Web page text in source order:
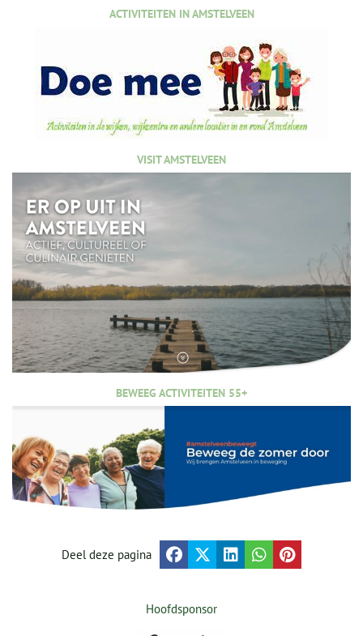
ACTIVITEITEN IN AMSTELVEEN
VISIT AMSTELVEEN
BEWEEG ACTIVITEITEN 55+
Deel deze pagina
Hoofdsponsor